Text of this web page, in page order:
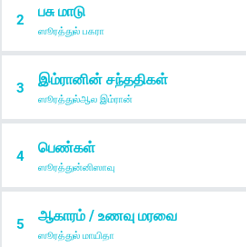
2 பசு மாடு
ஸூரத்துல் பகரா
3 இம்ரானின் சந்ததிகள்
ஸூரத்துல்ஆல இம்ரான்
4 பெண்கள்
ஸூரத்துன்னிஸாவு
5 ஆகாரம் / உணவு மரவை
ஸூரத்துல் மாயிதா